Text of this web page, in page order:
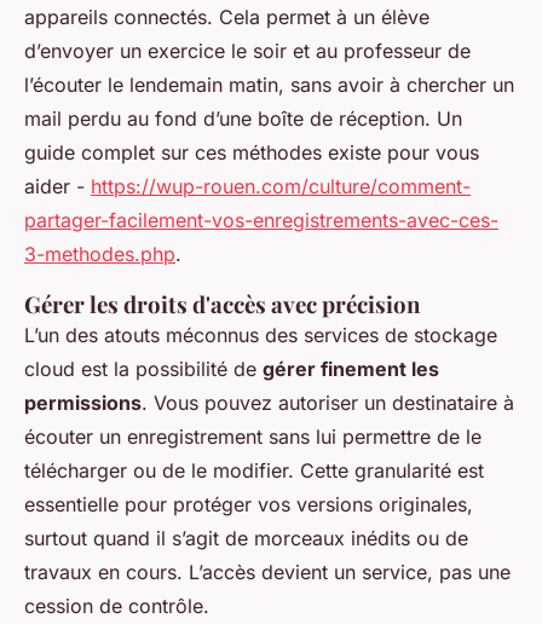
appareils connectés. Cela permet à un élève
d’envoyer un exercice le soir et au professeur de
l’écouter le lendemain matin, sans avoir à chercher un
mail perdu au fond d’une boîte de réception. Un
guide complet sur ces méthodes existe pour vous
aider - https://wup-rouen.com/culture/comment-
partager-facilement-vos-enregistrements-avec-ces-
3-methodes.php.
Gérer les droits d'accès avec précision
L’un des atouts méconnus des services de stockage
cloud est la possibilité de gérer finement les
permissions. Vous pouvez autoriser un destinataire à
écouter un enregistrement sans lui permettre de le
télécharger ou de le modifier. Cette granularité est
essentielle pour protéger vos versions originales,
surtout quand il s’agit de morceaux inédits ou de
travaux en cours. L’accès devient un service, pas une
cession de contrôle.